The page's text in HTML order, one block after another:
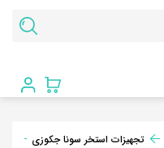
تجهیزات استخر سونا جکوزی